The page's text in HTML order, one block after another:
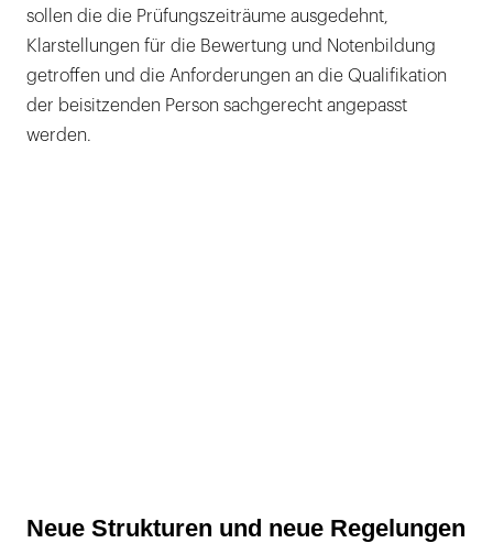
sollen die die Prüfungszeiträume ausgedehnt,
Klarstellungen für die Bewertung und Notenbildung
getroffen und die Anforderungen an die Qualifikation
der beisitzenden Person sachgerecht angepasst
werden.
Neue Strukturen und neue Regelungen